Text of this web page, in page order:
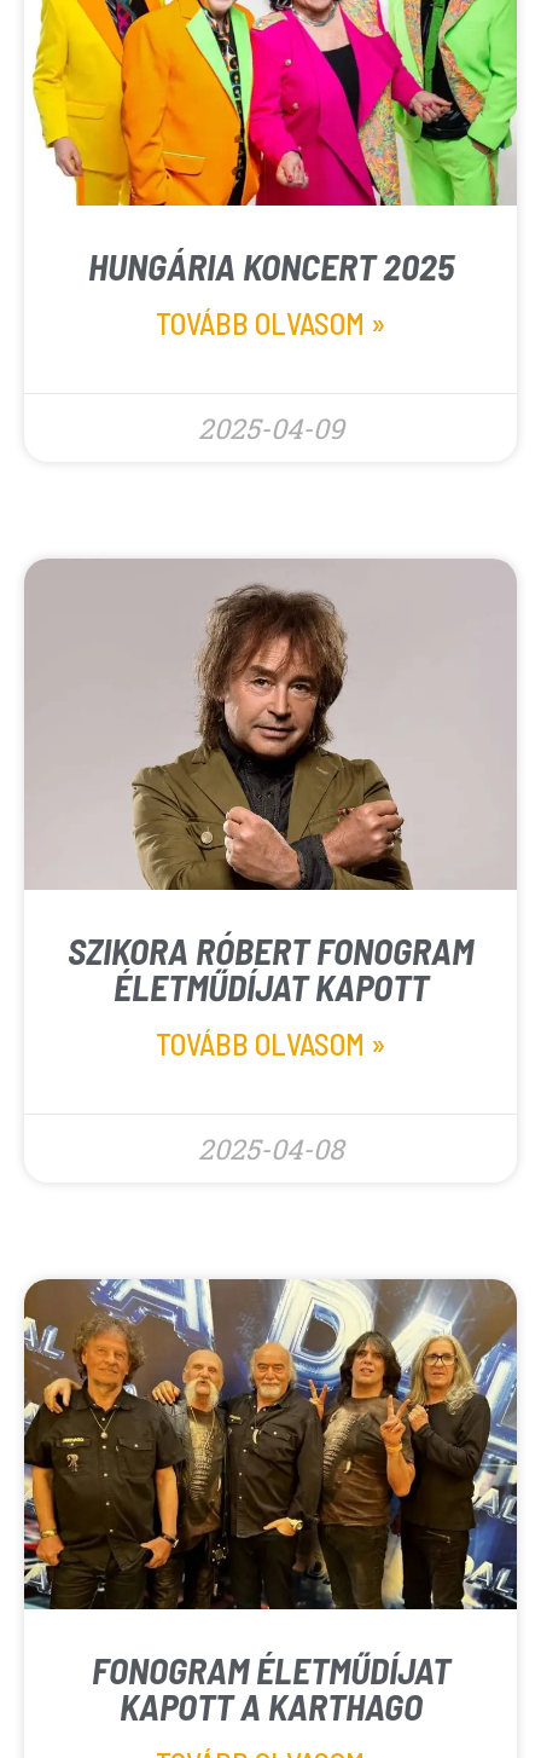
HUNGÁRIA KONCERT 2025
TOVÁBB OLVASOM »
2025-04-09
SZIKORA RÓBERT FONOGRAM
ÉLETMŰDÍJAT KAPOTT
TOVÁBB OLVASOM »
2025-04-08
FONOGRAM ÉLETMŰDÍJAT
KAPOTT A KARTHAGO